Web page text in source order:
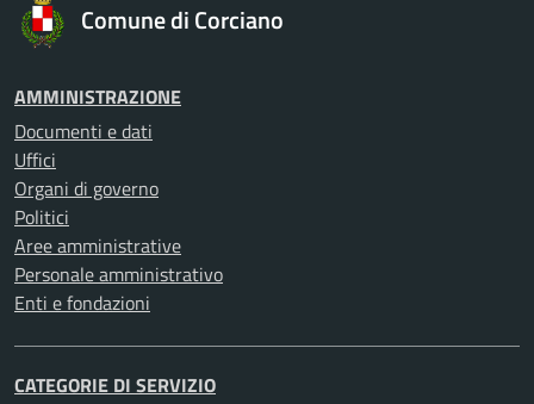
Comune di Corciano
AMMINISTRAZIONE
Documenti e dati
Uffici
Organi di governo
Politici
Aree amministrative
Personale amministrativo
Enti e fondazioni
CATEGORIE DI SERVIZIO